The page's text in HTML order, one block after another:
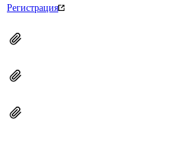
Регистрация